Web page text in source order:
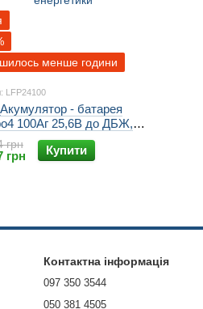
менше години
LFP24100
- батарея
100Аг 25,6В до ДБЖ,
сонячних
альтернативної
грн
грн Купити
Контактна інформація
097 350 3544
050 381 4505